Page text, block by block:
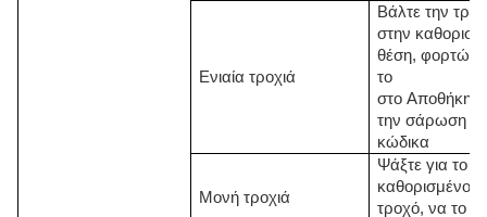
Ενιαία τροχιά
Βάλτε την
στην
θέση,
το
στο Αποθήκη
την σάρωση
κώδικα
Μονή τροχιά
Ψάξτε για το
καθορισμένο
τροχό, να το